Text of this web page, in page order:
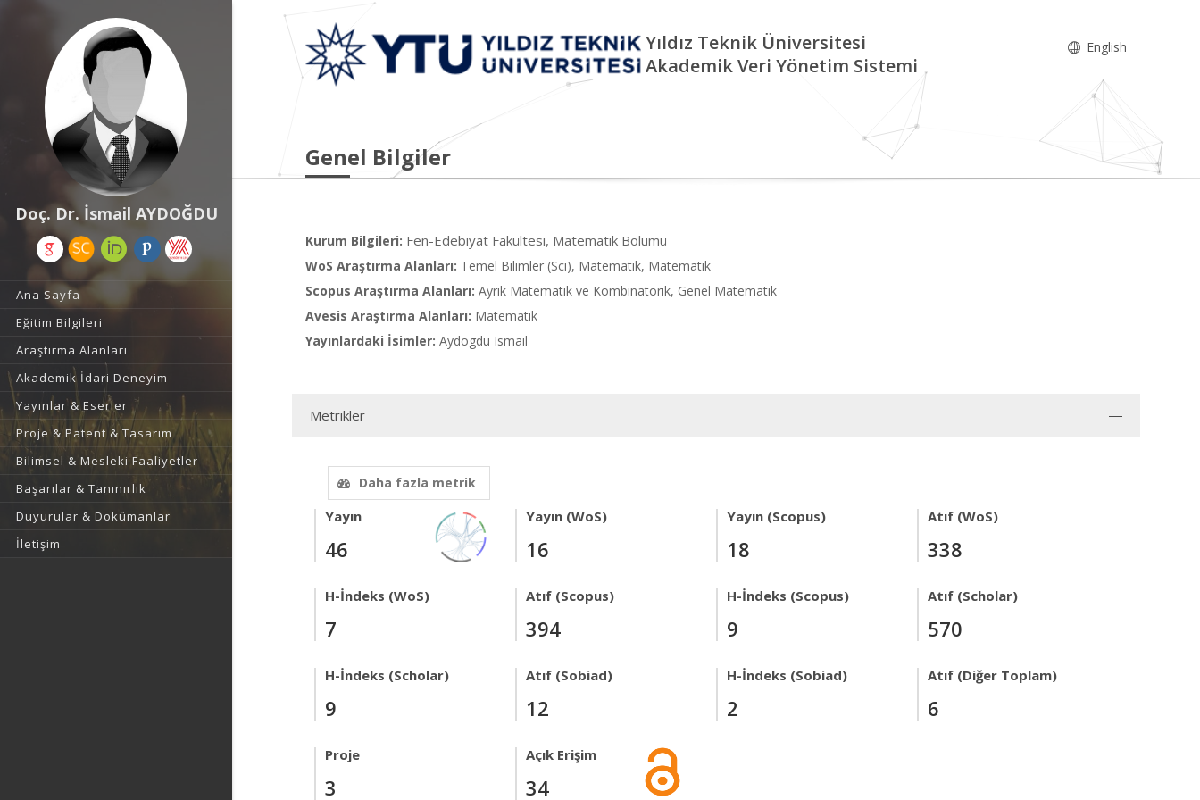
Doç. Dr. İsmail AYDOĞDU
Ana Sayfa
Eğitim Bilgileri
Araştırma Alanları
Akademik İdari Deneyim
Yayınlar & Eserler
Proje & Patent & Tasarım
Bilimsel & Mesleki Faaliyetler
Başarılar & Tanınırlık
Duyurular & Dokümanlar
İletişim
Yıldız Teknik Üniversitesi
Akademik Veri Yönetim Sistemi
English
Genel Bilgiler
Kurum Bilgileri: Fen-Edebiyat Fakültesi, Matematik Bölümü
WoS Araştırma Alanları: Temel Bilimler (Sci), Matematik, Matematik
Scopus Araştırma Alanları: Ayrık Matematik ve Kombinatorik, Genel Matematik
Avesis Araştırma Alanları: Matematik
Yayınlardaki İsimler: Aydogdu Ismail
Metrikler
Daha fazla metrik
Yayın
46
Yayın (WoS)
16
Yayın (Scopus)
18
Atıf (WoS)
338
H-İndeks (WoS)
7
Atıf (Scopus)
394
H-İndeks (Scopus)
9
Atıf (Scholar)
570
H-İndeks (Scholar)
9
Atıf (Sobiad)
12
H-İndeks (Sobiad)
2
Atıf (Diğer Toplam)
6
Proje
3
Açık Erişim
34